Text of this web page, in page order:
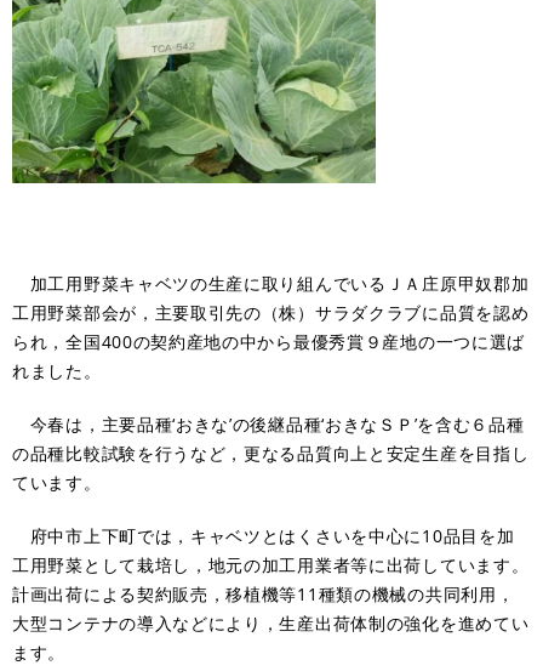
加工用野菜キャベツの生産に取り組んでいるＪＡ庄原甲奴郡加
工用野菜部会が，主要取引先の（株）サラダクラブに品質を認め
られ，全国400の契約産地の中から最優秀賞９産地の一つに選ば
れました。
今春は，主要品種‘おきな’の後継品種‘おきなＳＰ’を含む６品種
の品種比較試験を行うなど，更なる品質向上と安定生産を目指し
ています。
府中市上下町では，キャベツとはくさいを中心に10品目を加
工用野菜として栽培し，地元の加工用業者等に出荷しています。
計画出荷による契約販売，移植機等11種類の機械の共同利用，
大型コンテナの導入などにより，生産出荷体制の強化を進めてい
ます。